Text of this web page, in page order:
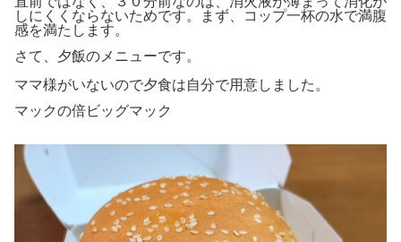
しにくくならないためです。まず、コップ一杯の水で満腹
感を満たします。
さて、夕飯のメニューです。
ママ様がいないので夕食は自分で用意しました。
マックの倍ビッグマック